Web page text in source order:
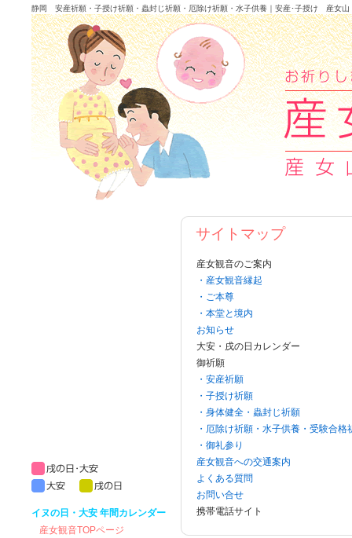
静岡 安産祈願・子授け祈願・蟲封じ祈願・厄除け祈願・水子供養｜安産･子授け 産女
サイトマップ
産女観音のご案内
・産女観音縁起
・ご本尊
・本堂と境内
お知らせ
大安・戌の日カレンダー
御祈願
・安産祈願
・子授け祈願
・身体健全・蟲封じ祈願
・厄除け祈願・水子供養・受験合格
・御礼参り
産女観音への交通案内
よくある質問
お問い合せ
携帯電話サイト
イヌの日・大安 年間カレンダー
産女観音TOPページ